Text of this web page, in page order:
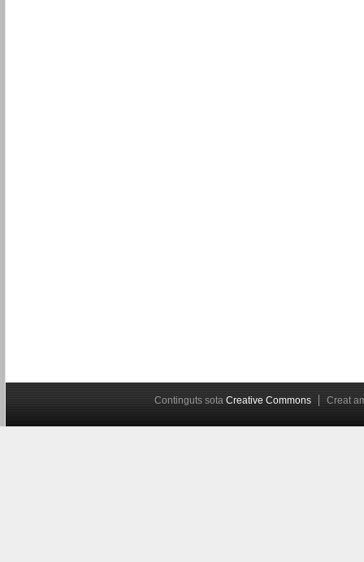
Continguts sota Creative Commons Creat